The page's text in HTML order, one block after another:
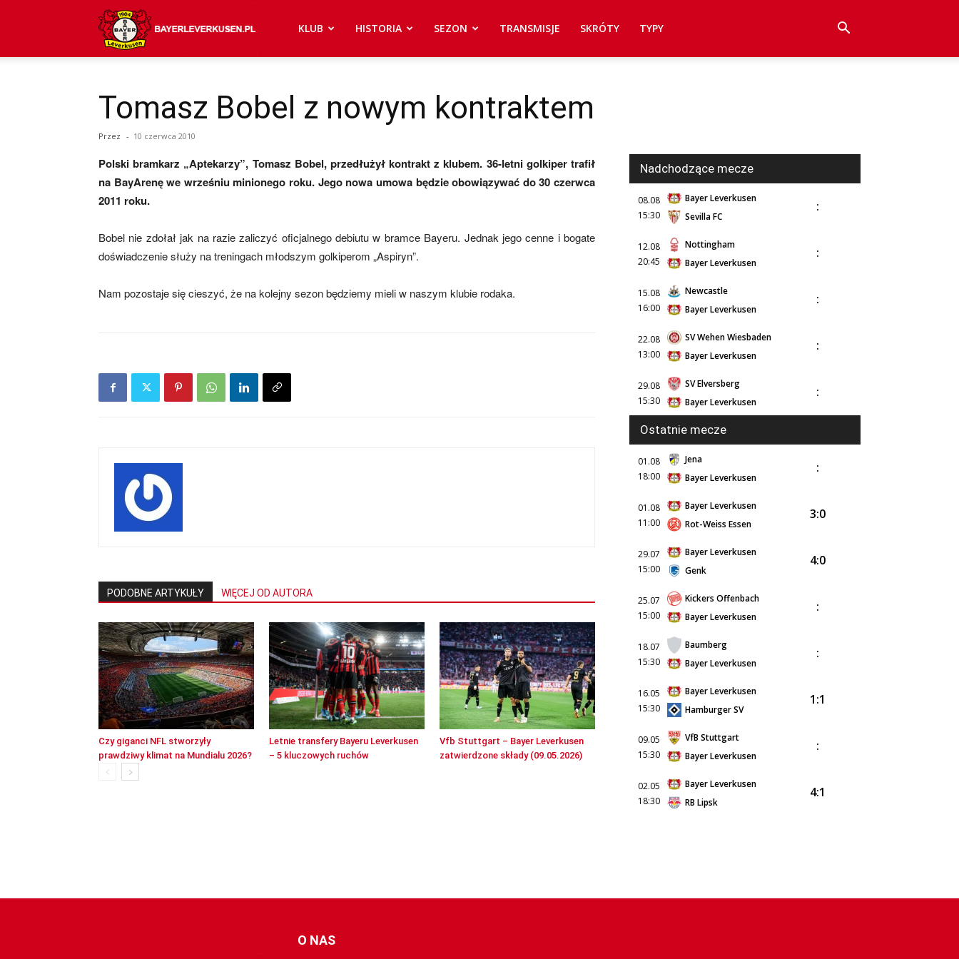
aktualności
mecze,
KLUB HISTORIA SEZON TRANSMISJE SKRÓTY TYPY
Tomasz Bobel z nowym kontraktem
Przez - 10 czerwca 2010
Polski bramkarz „Aptekarzy”, Tomasz Bobel, przedłużył kontrakt z klubem. 36-letni golkiper trafił
na BayArenę we wrześniu minionego roku. Jego nowa umowa będzie obowiązywać do 30 czerwca
2011 roku.
Bobel nie zdołał jak na razie zaliczyć oficjalnego debiutu w bramce Bayeru. Jednak jego cenne i bogate
doświadczenie służy na treningach młodszym golkiperom „Aspiryn”.
Nam pozostaje się cieszyć, że na kolejny sezon będziemy mieli w naszym klubie rodaka.
PODOBNE ARTYKUŁY WIĘCEJ OD AUTORA
Czy giganci NFL stworzyły
prawdziwy klimat na Mundialu 2026?
Letnie transfery Bayeru Leverkusen
– 5 kluczowych ruchów
Vfb Stuttgart – Bayer Leverkusen
zatwierdzone składy (09.05.2026)
Nadchodzące mecze
08.08
15:30
Bayer Leverkusen
Sevilla FC
:
12.08
20:45
Nottingham
Bayer Leverkusen
:
15.08
16:00
Newcastle
Bayer Leverkusen
:
22.08
13:00
SV Wehen Wiesbaden
Bayer Leverkusen
:
29.08
15:30
SV Elversberg
Bayer Leverkusen
:
Ostatnie mecze
01.08
18:00
Jena
Bayer Leverkusen
:
01.08
11:00
Bayer Leverkusen
Rot-Weiss Essen
3:0
29.07
15:00
Bayer Leverkusen
Genk
4:0
25.07
15:00
Kickers Offenbach
Bayer Leverkusen
:
18.07
15:30
Baumberg
Bayer Leverkusen
:
16.05
15:30
Bayer Leverkusen
Hamburger SV
1:1
09.05
15:30
VfB Stuttgart
Bayer Leverkusen
:
02.05
18:30
Bayer Leverkusen
RB Lipsk
4:1
O NAS